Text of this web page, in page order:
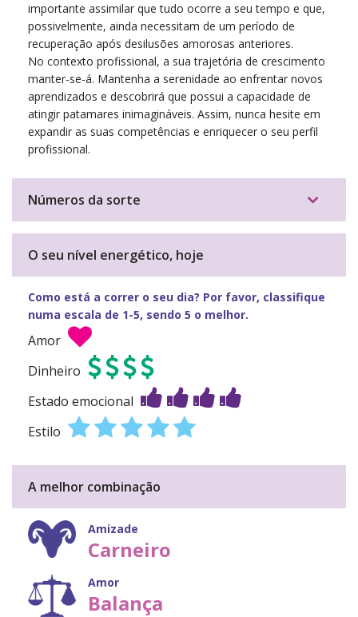
importante assimilar que tudo ocorre a seu tempo e que,
possivelmente, ainda necessitam de um período de
recuperação após desilusões amorosas anteriores.
No contexto profissional, a sua trajetória de crescimento
manter-se-á. Mantenha a serenidade ao enfrentar novos
aprendizados e descobrirá que possui a capacidade de
atingir patamares inimagináveis. Assim, nunca hesite em
expandir as suas competências e enriquecer o seu perfil
profissional.
Números da sorte
O seu nível energético, hoje
Como está a correr o seu dia? Por favor, classifique
numa escala de 1-5, sendo 5 o melhor.
Amor
Dinheiro
Estado emocional
Estilo
A melhor combinação
Amizade
Carneiro
Amor
Balança